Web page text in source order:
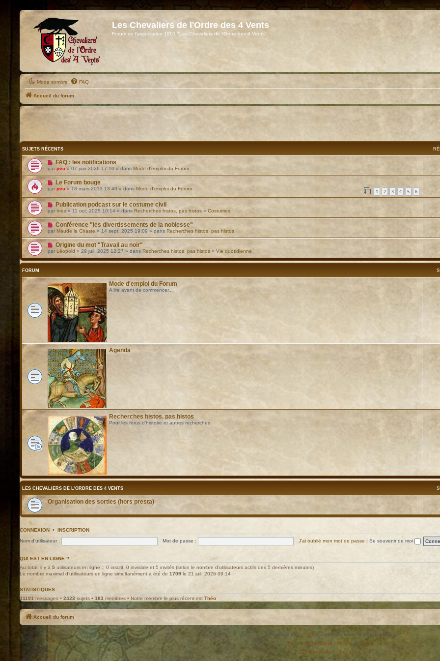
Les Chevaliers de l'Ordre des 4 Vents
Forum de l'association 1901 "Les Chevaliers de l'Ordre des 4 Vents"
Mode sombre FAQ
Accueil du forum
SUJETS RÉCENTS
FAQ : les notifications
par pvu » 07 juin 2026 17:10 » dans Mode d'emploi du Forum
Le Forum bouge
1 2 3 4 5 6
par pvu » 18 mars 2013 13:40 » dans Mode d'emploi du Forum
Publication podcast sur le costume civil
par Ines » 11 oct. 2025 10:14 » dans Recherches histos, pas histos » Costumes
Conférence "les divertissements de la noblesse"
par Maude la Chaste » 14 sept. 2025 19:09 » dans Recherches histos, pas histos
Origine du mot "Travail au noir"
par Léopold » 29 juil. 2025 12:27 » dans Recherches histos, pas histos » Vie quotidienne
FORUM
Mode d'emploi du Forum
A lire avant de commencer...
Agenda
Recherches histos, pas histos
Pour les férus d'histoire et autres recherches
LES CHEVALIERS DE L'ORDRE DES 4 VENTS
Organisation des sorties (hors presta)
CONNEXION • INSCRIPTION
Nom d’utilisateur : Mot de passe : J’ai oublié mon mot de passe Se souvenir de moi
QUI EST EN LIGNE ?
Au total, il y a 5 utilisateurs en ligne :: 0 inscrit, 0 invisible et 5 invités (selon le nombre d’utilisateurs actifs des 5 dernières minutes)
Le nombre maximal d’utilisateurs en ligne simultanément a été de 1709 le 21 juil. 2026 09:14
STATISTIQUES
31191 messages • 2423 sujets • 183 membres • Notre membre le plus récent est Théo
Accueil du forum
Développé par phpBB ® Forum Software © phpBB Limited
Traduction française officielle© Qiaeru
Confidentialité
Conditions